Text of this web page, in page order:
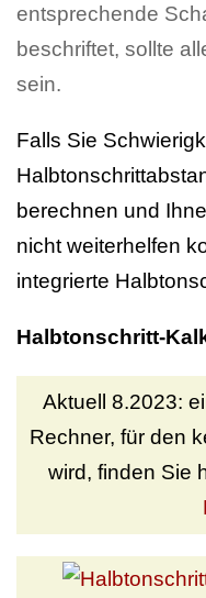
entsprechende
beschriftet, sollte
sein.
Falls Sie
berechnen und
nicht weiterhelfen
integrierte
Halbtonschritt-
Aktuell 8.2023:
Rechner, für den
wird, finden Sie